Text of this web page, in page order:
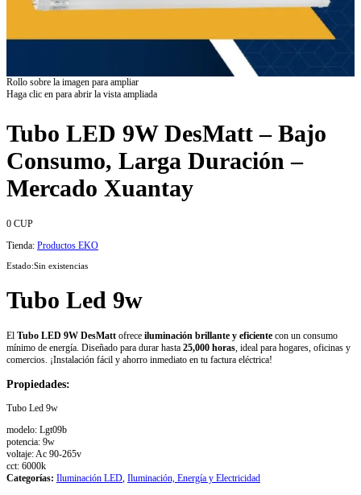
Rollo sobre la imagen para ampliar
Haga clic en para abrir la vista ampliada
Tubo LED 9W DesMatt – Bajo
Consumo, Larga Duración –
Mercado Xuantay
0 CUP
Tienda: Productos EKO
Estado:Sin existencias
Tubo Led 9w
El Tubo LED 9W DesMatt ofrece iluminación brillante y eficiente con un consumo
mínimo de energía. Diseñado para durar hasta 25,000 horas, ideal para hogares, oficinas y
comercios. ¡Instalación fácil y ahorro inmediato en tu factura eléctrica!
Propiedades:
Tubo Led 9w
modelo: Lgt09b
potencia: 9w
voltaje: Ac 90-265v
cct: 6000k
Categorías: Iluminación LED, Iluminación, Energía y Electricidad